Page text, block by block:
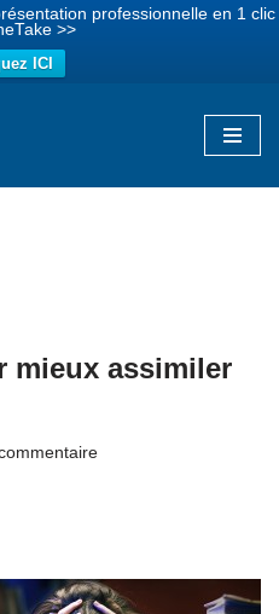
professionnelle en 1 clic
>>
ICI
mieux assimiler